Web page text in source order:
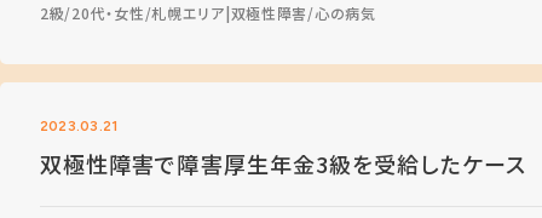
2級 20代・女性 札幌エリア 双極性障害 心の病気
2023.03.21
双極性障害で障害厚生年金3級を受給したケース